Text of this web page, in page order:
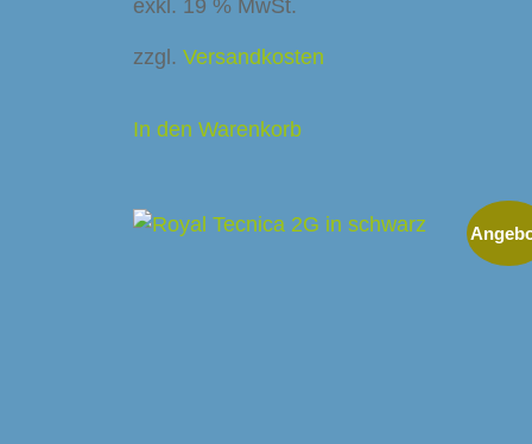
exkl. 19 % MwSt.
zzgl. Versandkosten
In den Warenkorb